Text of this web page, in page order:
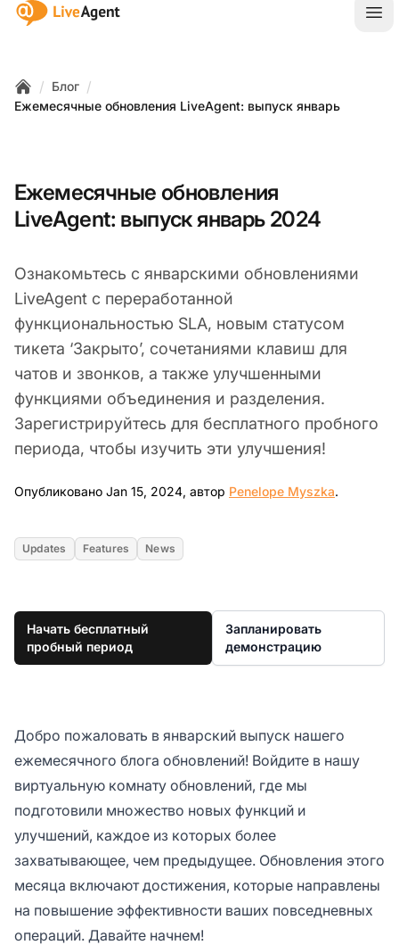
:site.title
Home
/ Блог /
Ежемесячные обновления LiveAgent: выпуск январь
Ежемесячные обновления
LiveAgent: выпуск январь 2024
Ознакомьтесь с январскими обновлениями
LiveAgent с переработанной
функциональностью SLA, новым статусом
тикета ‘Закрыто’, сочетаниями клавиш для
чатов и звонков, а также улучшенными
функциями объединения и разделения.
Зарегистрируйтесь для бесплатного пробного
периода, чтобы изучить эти улучшения!
Опубликовано Jan 15, 2024, автор Penelope Myszka.
Updates Features News
Начать бесплатный
пробный период
Запланировать
демонстрацию
Добро пожаловать в январский выпуск нашего
ежемесячного блога обновлений! Войдите в нашу
виртуальную комнату обновлений, где мы
подготовили множество новых функций и
улучшений, каждое из которых более
захватывающее, чем предыдущее. Обновления этого
месяца включают достижения, которые направлены
на повышение эффективности ваших повседневных
операций. Давайте начнем!